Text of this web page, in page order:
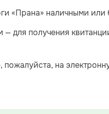
«Прана» наличными или
— для получения
на